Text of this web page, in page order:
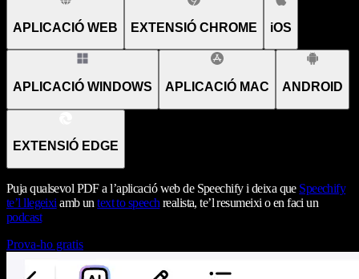
APLICACIÓ WEB EXTENSIÓ CHROME iOS
APLICACIÓ WINDOWS APLICACIÓ MAC ANDROID
EXTENSIÓ EDGE
Puja qualsevol PDF a l’aplicació web de Speechify i deixa que Speechify
te’l llegeixi amb untext to speech realista, te’l resumeixi o en faci un
podcast
Prova-ho gratis